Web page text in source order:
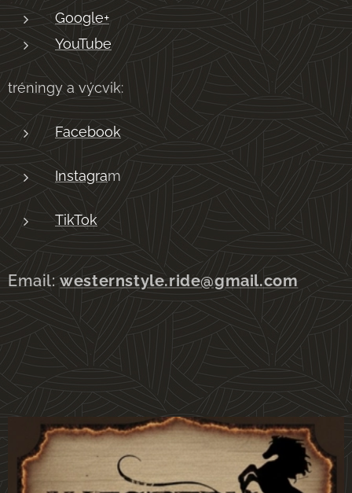
Google+
YouTube
tréningy a výcvik:
Facebook
Instagram
TikTok
Email:westernstyle.ride@gmail.com